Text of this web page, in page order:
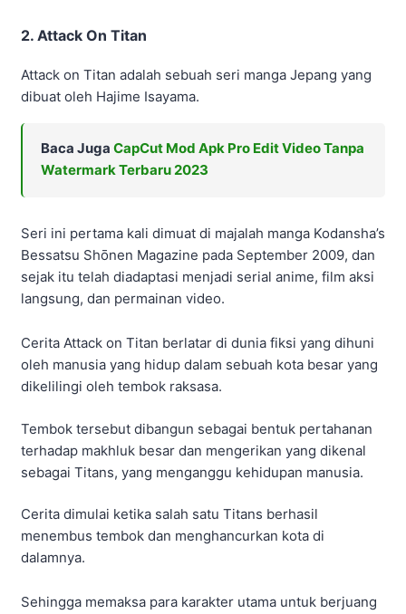
2. Attack On Titan
Attack on Titan adalah sebuah seri manga Jepang yang
dibuat oleh Hajime Isayama.
Baca Juga CapCut Mod Apk Pro Edit Video Tanpa
Watermark Terbaru 2023
Seri ini pertama kali dimuat di majalah manga Kodansha’s
Bessatsu Shōnen Magazine pada September 2009, dan
sejak itu telah diadaptasi menjadi serial anime, film aksi
langsung, dan permainan video.
Cerita Attack on Titan berlatar di dunia fiksi yang dihuni
oleh manusia yang hidup dalam sebuah kota besar yang
dikelilingi oleh tembok raksasa.
Tembok tersebut dibangun sebagai bentuk pertahanan
terhadap makhluk besar dan mengerikan yang dikenal
sebagai Titans, yang menganggu kehidupan manusia.
Cerita dimulai ketika salah satu Titans berhasil
menembus tembok dan menghancurkan kota di
dalamnya.
Sehingga memaksa para karakter utama untuk berjuang